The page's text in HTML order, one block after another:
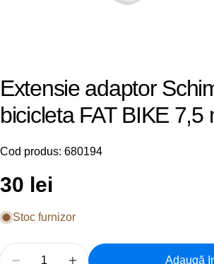
Extensie adaptor
bicicleta FAT BIKE 7,5
Cod produs: 680194
Preț
obișnuit
30 lei
Stoc furnizor
Adaugă